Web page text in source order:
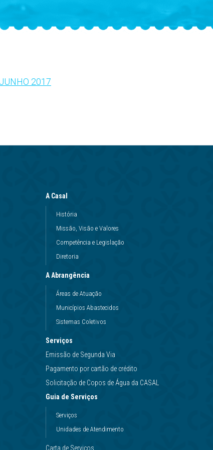
2017
A Casal
História
Missão, Visão e Valores
Competência e Legislação
Diretoria
A Abrangência
Áreas de Atuação
Municípios Abastecidos
Sistemas Coletivos
Serviços
Emissão de Segunda Via
Pagamento por cartão de crédito
Solicitação de Copos de Água da CASAL
Guia de Serviços
Serviços
Unidades de Atendimento
Carta de Serviços